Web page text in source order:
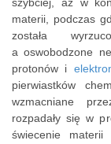
materii, podczas
została
a oswobodzone
protonów i
pierwiastków
wzmacniane
rozpadały się w
świecenie